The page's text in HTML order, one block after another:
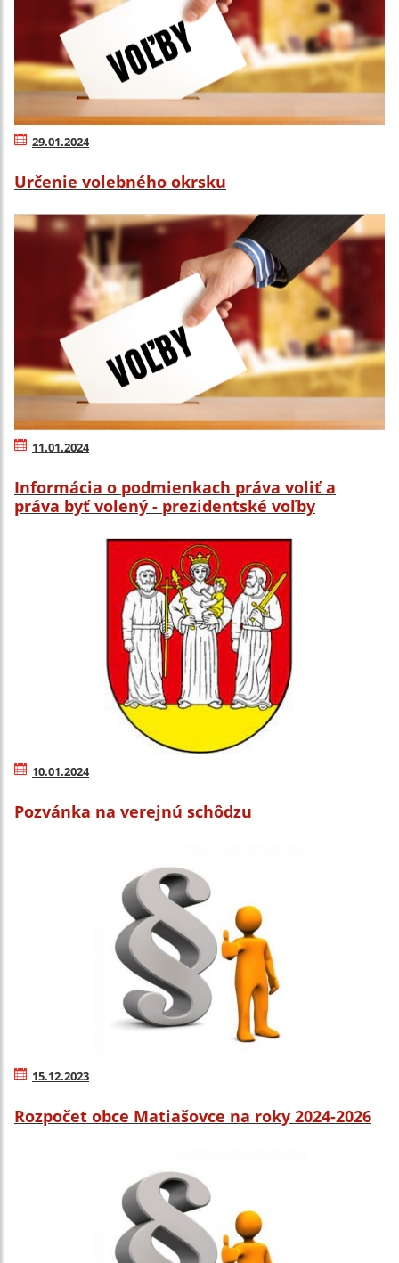
29.01.2024
Určenie volebného okrsku
11.01.2024
Informácia o podmienkach práva voliť a
práva byť volený - prezidentské voľby
10.01.2024
Pozvánka na verejnú schôdzu
15.12.2023
Rozpočet obce Matiašovce na roky 2024-2026